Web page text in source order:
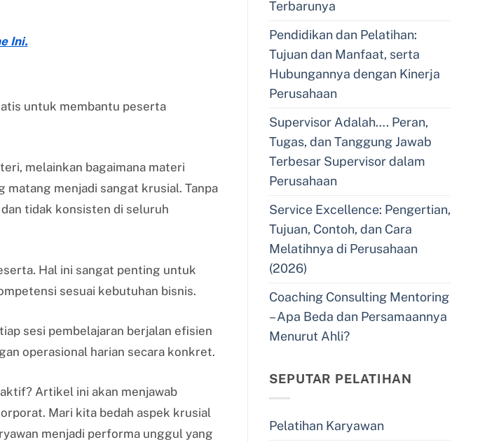
Ini.
untuk membantu peserta
melainkan bagaimana materi
menjadi sangat krusial. Tanpa
tidak konsisten di seluruh
Hal ini sangat penting untuk
sesuai kebutuhan bisnis.
sesi pembelajaran berjalan efisien
operasional harian secara konkret.
Artikel ini akan menjawab
Mari kita bedah aspek krusial
menjadi performa unggul yang
Terbarunya
Pendidikan dan Pelatihan:
Tujuan dan Manfaat, serta
Hubungannya dengan Kinerja
Perusahaan
Supervisor Adalah…. Peran,
Tugas, dan Tanggung Jawab
Terbesar Supervisor dalam
Perusahaan
Service Excellence: Pengertian,
Tujuan, Contoh, dan Cara
Melatihnya di Perusahaan
(2026)
Coaching Consulting Mentoring
– Apa Beda dan Persamaannya
Menurut Ahli?
SEPUTAR PELATIHAN
Pelatihan Karyawan